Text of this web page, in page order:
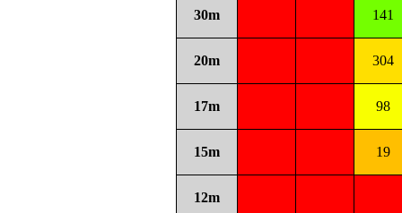
30m 141
20m 304
17m 98
15m 19
12m